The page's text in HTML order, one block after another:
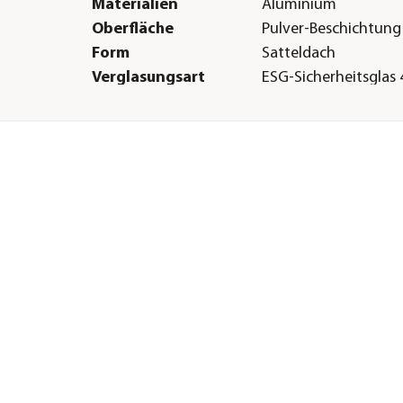
Materialien
Aluminium
Oberfläche
Pulver-Beschichtung
Form
Satteldach
Verglasungsart
ESG-Sicherheitsglas